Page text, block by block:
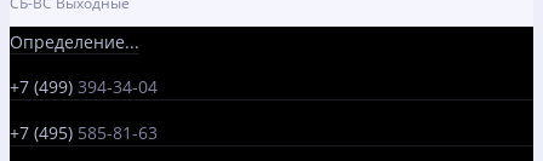
Определение...
+7 (499) 394-34-04
+7 (495) 585-81-63